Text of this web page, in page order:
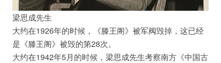
梁思成先生
大约在1926年的时候，《滕王阁》被军阀毁掉，这已经
是《滕王阁》被毁的第28次。
大约在1942年5月的时候，梁思成先生考察南方《中国古